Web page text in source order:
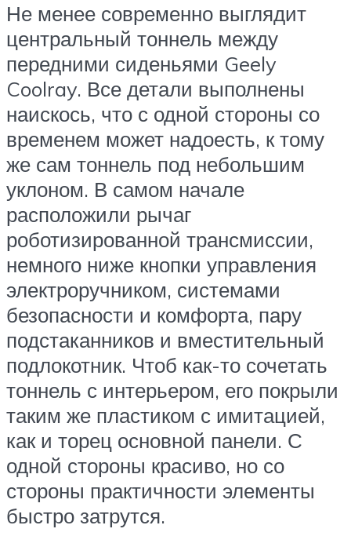
Не менее современно выглядит
центральный тоннель между
передними сиденьями Geely
Coolray. Все детали выполнены
наискось, что с одной стороны со
временем может надоесть, к тому
же сам тоннель под небольшим
уклоном. В самом начале
расположили рычаг
роботизированной трансмиссии,
немного ниже кнопки управления
электроручником, системами
безопасности и комфорта, пару
подстаканников и вместительный
подлокотник. Чтоб как-то сочетать
тоннель с интерьером, его покрыли
таким же пластиком с имитацией,
как и торец основной панели. С
одной стороны красиво, но со
стороны практичности элементы
быстро затрутся.